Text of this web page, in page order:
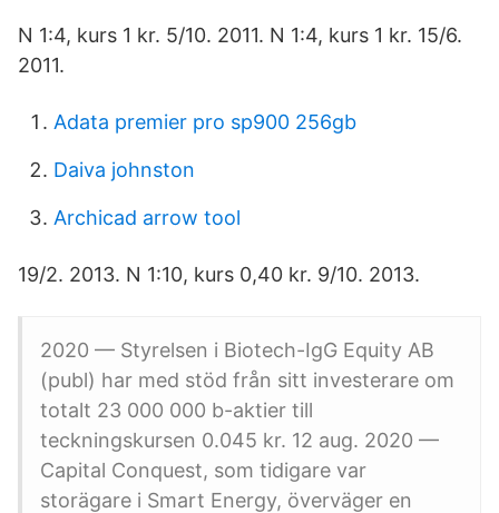
N 1:4, kurs 1 kr. 5/10. 2011. N 1:4, kurs 1 kr. 15/6.
2011.
Adata premier pro sp900 256gb
Daiva johnston
Archicad arrow tool
19/2. 2013. N 1:10, kurs 0,40 kr. 9/10. 2013.
2020 — Styrelsen i Biotech-IgG Equity AB
(publ) har med stöd från sitt investerare om
totalt 23 000 000 b-aktier till
teckningskursen 0.045 kr. 12 aug. 2020 —
Capital Conquest, som tidigare var
storägare i Smart Energy, överväger en